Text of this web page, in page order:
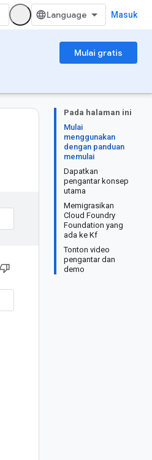
Masuk
Mulai gratis
Pada halaman ini
Mulai
menggunakan
dengan panduan
memulai
Dapatkan
pengantar konsep
utama
Memigrasikan
Cloud Foundry
Foundation yang
ada ke Kf
Tonton video
pengantar dan
demo